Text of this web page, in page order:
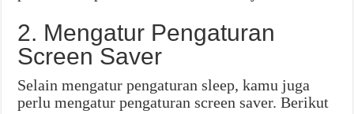
2. Mengatur Pengaturan
Screen Saver
Selain mengatur pengaturan sleep, kamu juga
perlu mengatur pengaturan screen saver. Berikut